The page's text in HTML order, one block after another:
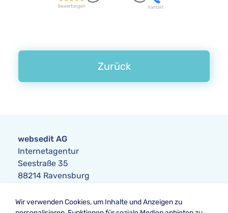
Zurück
websedit AG
Internetagentur
Seestraße 35
88214 Ravensburg
Telefon:+49 751 354104-0
Wir verwenden Cookies, um Inhalte und Anzeigen zu